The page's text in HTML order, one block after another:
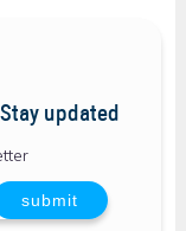
updated